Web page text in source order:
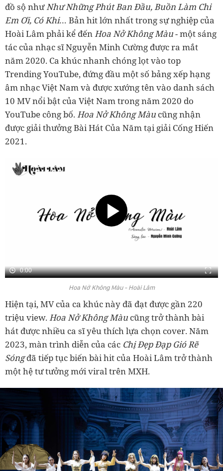
đồ sộ nhưNhư Những Phút Ban Đầu, Buồn Làm Chi
Em Ơi, Có Khi… Bản hit lớn nhất trong sự nghiệp của
Hoài Lâm phải kể đếnHoa Nở Không Màu- một sáng
tác của nhạc sĩ Nguyễn Minh Cường được ra mắt
năm 2020. Ca khúc nhanh chóng lọt vào top
Trending YouTube, đứng đầu một số bảng xếp hạng
âm nhạc Việt Nam và được xướng tên vào danh sách
10 MV nổi bật của Việt Nam trong năm 2020 do
YouTube công bố. Hoa Nở Không Màu cũng nhận
được giải thưởng Bài Hát Của Năm tại giải Cống Hiến
2021.
0:00
Hoa Nở Không Màu - Hoài Lâm
Hiện tại, MV của ca khúc này đã đạt được gần 220
triệu view. Hoa Nở Không Màu cũng trở thành bài
hát được nhiều ca sĩ yêu thích lựa chọn cover. Năm
2023, màn trình diễn của các Chị Đẹp Đạp Gió Rẽ
Sóng đã tiếp tục biến bài hit của Hoài Lâm trở thành
một hệ tư tưởng mới viral trên MXH.